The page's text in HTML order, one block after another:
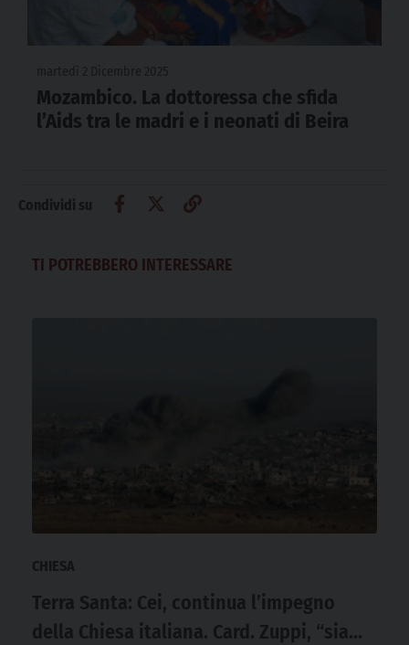
Mozambico. La dottoressa che sfida
l’Aids tra le madri e i neonati di Beira
Condividi su
TI POTREBBERO INTERESSARE
CHIESA
Terra Santa: Cei, continua l’impegno
della Chiesa italiana. Card. Zuppi, “siamo